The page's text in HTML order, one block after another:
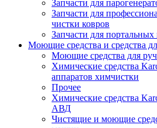
Запчасти для
Запчасти для
чистки ковров
Запчасти для портальных
Моющие средства и средства
Моющие средства для
Химические средства
аппаратов химчистки
Прочее
Химические средства
АВД
Чистящие и моющие